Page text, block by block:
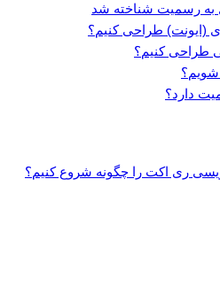
به رسمیت شناخته شد
(ایونت) طراحی کنیم؟
طراحی کنیم؟
دارد؟
ری اکت را چگونه شروع کنیم؟